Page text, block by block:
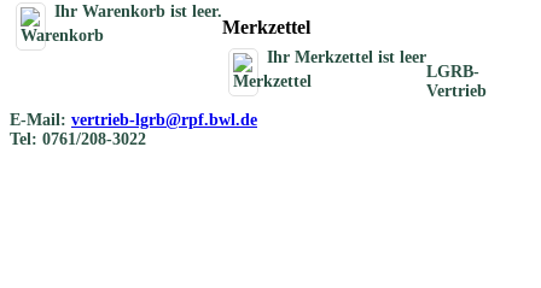
Ihr Warenkorb ist leer.
Merkzettel
Ihr Merkzettel ist leer
LGRB-
Vertrieb
E-Mail: vertrieb-lgrb@rpf.bwl.de
Tel: 0761/208-3022